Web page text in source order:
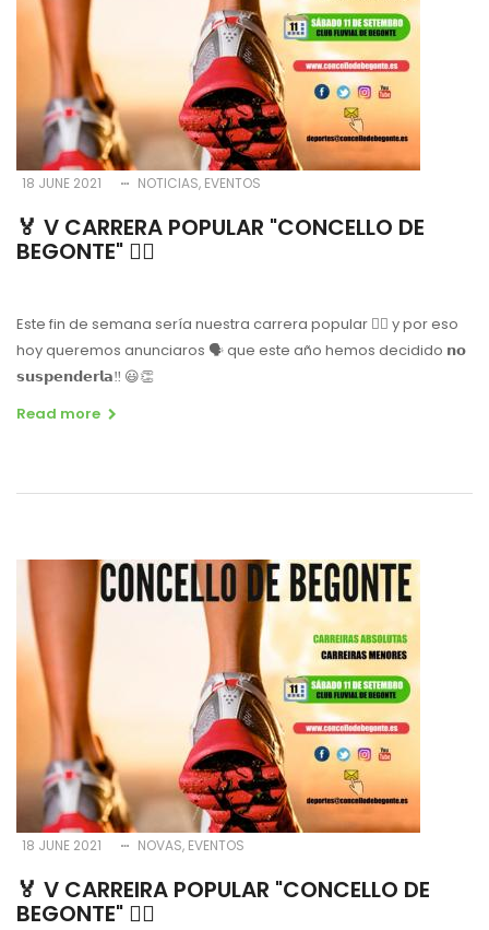
18 JUNE 2021 NOTICIAS EVENTOS
🏅 V CARRERA POPULAR "CONCELLO DE
BEGONTE" 🏃‍♂️
Este fin de semana sería nuestra carrera popular 🏃‍♀️ y por eso
hoy queremos anunciaros 🗣 que este año hemos decidido 𝗻𝗼
𝘀𝘂𝘀𝗽𝗲𝗻𝗱𝗲𝗿𝗹𝗮‼️ 😃👏
Read more
18 JUNE 2021 NOVAS EVENTOS
🏅 V CARREIRA POPULAR "CONCELLO DE
BEGONTE" 🏃‍♂️